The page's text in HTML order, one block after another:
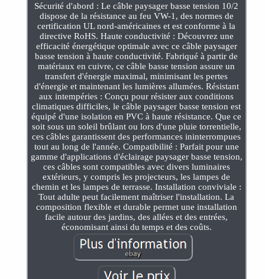
Sécurité d'abord : Le câble paysager basse tension 10/2
dispose de la résistance au feu VW-1, des normes de
certification UL nord-américaines et est conforme à la
directive RoHS. Haute conductivité : Découvrez une
efficacité énergétique optimale avec ce câble paysager
basse tension à haute conductivité. Fabriqué à partir de
matériaux en cuivre, ce câble basse tension assure un
transfert d'énergie maximal, minimisant les pertes
d'énergie et maintenant les lumières allumées. Résistant
aux intempéries : Conçu pour résister aux conditions
climatiques difficiles, le câble paysager basse tension est
équipé d'une isolation en PVC à haute résistance. Que ce
soit sous un soleil brûlant ou lors d'une pluie torrentielle,
ces câbles garantissent des performances ininterrompues
tout au long de l'année. Compatibilité : Parfait pour une
gamme d'applications d'éclairage paysager basse tension,
ces câbles sont compatibles avec divers luminaires
extérieurs, y compris les projecteurs, les lampes de
chemin et les lampes de terrasse. Installation conviviale :
Tout adulte peut facilement maîtriser l'installation. La
composition flexible et durable permet une installation
facile autour des jardins, des allées et des entrées,
économisant ainsi du temps et des coûts.